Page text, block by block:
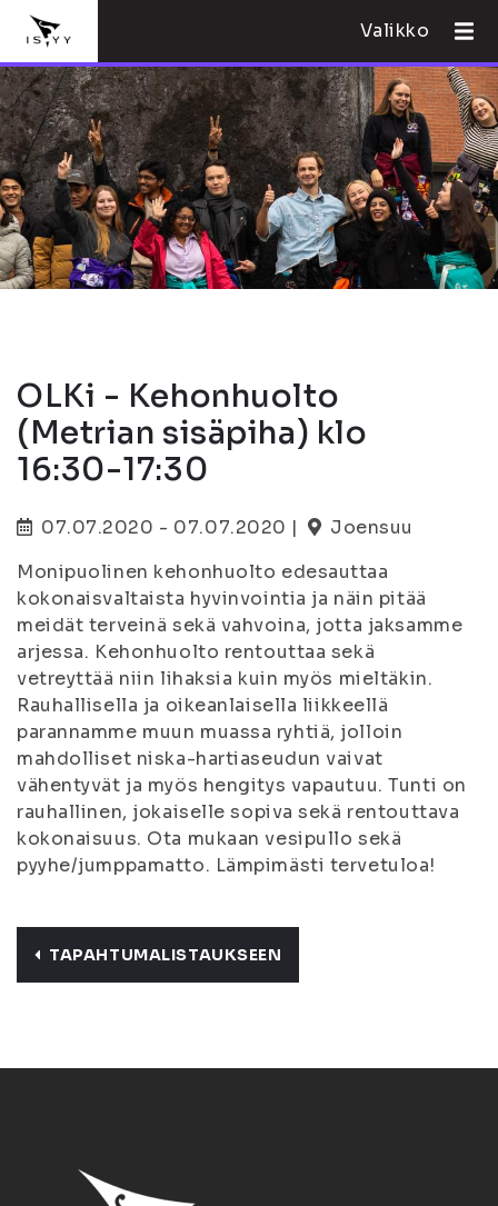
Valikko
OLKi - Kehonhuolto
(Metrian sisäpiha) klo
16:30-17:30
07.07.2020 - 07.07.2020 |
Joensuu
Monipuolinen kehonhuolto edesauttaa
kokonaisvaltaista hyvinvointia ja näin pitää
meidät terveinä sekä vahvoina, jotta jaksamme
arjessa. Kehonhuolto rentouttaa sekä
vetreyttää niin lihaksia kuin myös mieltäkin.
Rauhallisella ja oikeanlaisella liikkeellä
parannamme muun muassa ryhtiä, jolloin
mahdolliset niska-hartiaseudun vaivat
vähentyvät ja myös hengitys vapautuu. Tunti on
rauhallinen, jokaiselle sopiva sekä rentouttava
kokonaisuus. Ota mukaan vesipullo sekä
pyyhe/jumppamatto. Lämpimästi tervetuloa!
TAPAHTUMALISTAUKSEEN